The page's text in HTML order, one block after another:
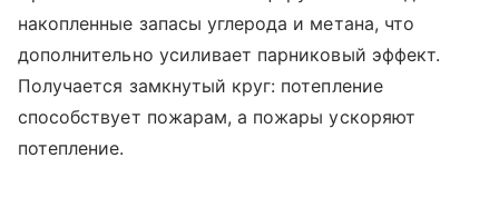
накопленные запасы углерода и метана, что
дополнительно усиливает парниковый эффект.
Получается замкнутый круг: потепление
способствует пожарам, а пожары ускоряют
потепление.